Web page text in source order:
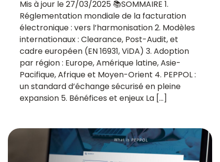
Mis à jour le 27/03/2025 📚SOMMAIRE 1.
Réglementation mondiale de la facturation
électronique : vers l’harmonisation 2. Modèles
internationaux : Clearance, Post-Audit, et
cadre européen (EN 16931, ViDA) 3. Adoption
par région : Europe, Amérique latine, Asie-
Pacifique, Afrique et Moyen-Orient 4. PEPPOL :
un standard d’échange sécurisé en pleine
expansion 5. Bénéfices et enjeux La […]